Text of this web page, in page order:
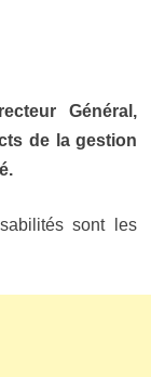
Général,
de la gestion
sont les